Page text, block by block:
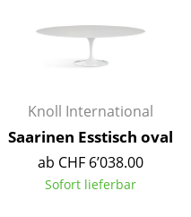
Knoll International
Saarinen Esstisch oval
ab CHF 6’038.00
Sofort lieferbar